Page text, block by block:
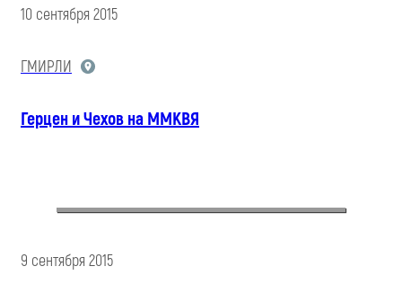
10 сентября 2015
ГМИРЛИ
Герцен и Чехов на ММКВЯ
9 сентября 2015